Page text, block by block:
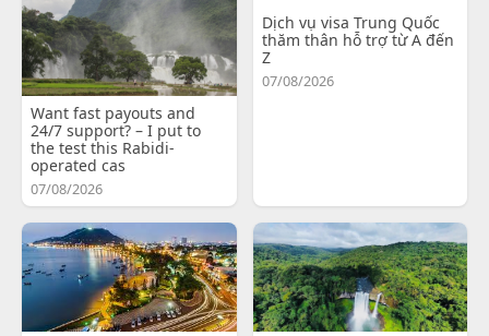
Want fast payouts and
24/7 support? – I put to
the test this Rabidi-
operated cas
07/08/2026
Dịch vụ visa Trung Quốc
thăm thân hỗ trợ từ A đến
Z
07/08/2026